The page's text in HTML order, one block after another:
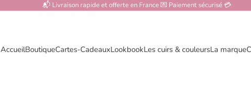
📬 Livraison rapide et offerte en France 💌 Paiement sécurisé 💳
AccueilBoutiqueCartes-CadeauxLookbookLes cuirs & couleursLa marque